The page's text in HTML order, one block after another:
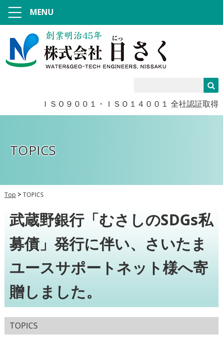
ＩＳＯ９００１・ＩＳＯ１４００１ 全社認証取得
MENU
TOPICS
Top TOPICS
武蔵野銀行「むさしのSDGs私
募債」発行に伴い、さいたま
ユースサポートネット様へ寄
贈しました。
TOPICS